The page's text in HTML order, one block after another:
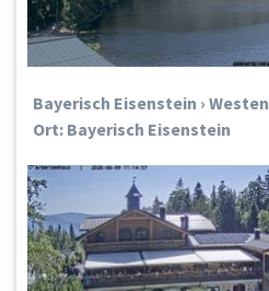
Bayerisch Eisenstein › Westen
Ort: Bayerisch Eisenstein